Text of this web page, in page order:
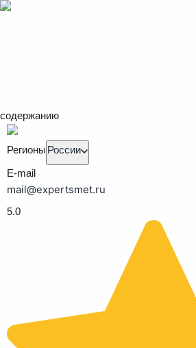
содержанию
Регионы России
E-mail
mail@expertsmet.ru
5.0